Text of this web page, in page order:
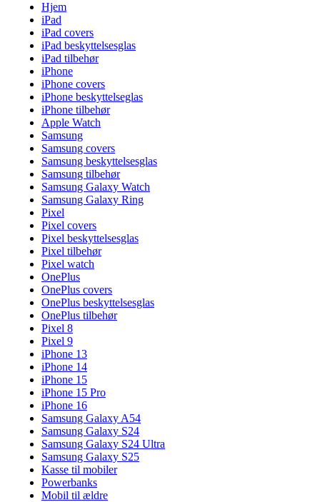
Hjem
iPad
iPad covers
iPad beskyttelsesglas
iPad tilbehør
iPhone
iPhone covers
iPhone beskyttelseglas
iPhone tilbehør
Apple Watch
Samsung
Samsung covers
Samsung beskyttelsesglas
Samsung tilbehør
Samsung Galaxy Watch
Samsung Galaxy Ring
Pixel
Pixel covers
Pixel beskyttelsesglas
Pixel tilbehør
Pixel watch
OnePlus
OnePlus covers
OnePlus beskyttelsesglas
OnePlus tilbehør
Pixel 8
Pixel 9
iPhone 13
iPhone 14
iPhone 15
iPhone 15 Pro
iPhone 16
Samsung Galaxy A54
Samsung Galaxy S24
Samsung Galaxy S24 Ultra
Samsung Galaxy S25
Kasse til mobiler
Powerbanks
Mobil til ældre